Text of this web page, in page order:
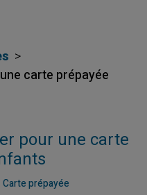
carte prépayée
pour une carte
Carte prépayée